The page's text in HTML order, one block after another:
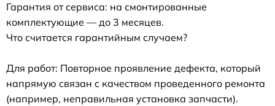
Гарантия от сервиса: на смонтированные
комплектующие — до 3 месяцев.
Что считается гарантийным случаем?
Для работ: Повторное проявление дефекта, который
напрямую связан с качеством проведенного ремонта
(например, неправильная установка запчасти).